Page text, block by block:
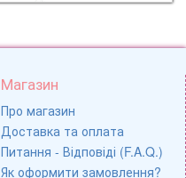
Магазин
Про магазин
Доставка та оплата
Питання - Відповіді (F.A.Q.)
Як оформити замовлення?